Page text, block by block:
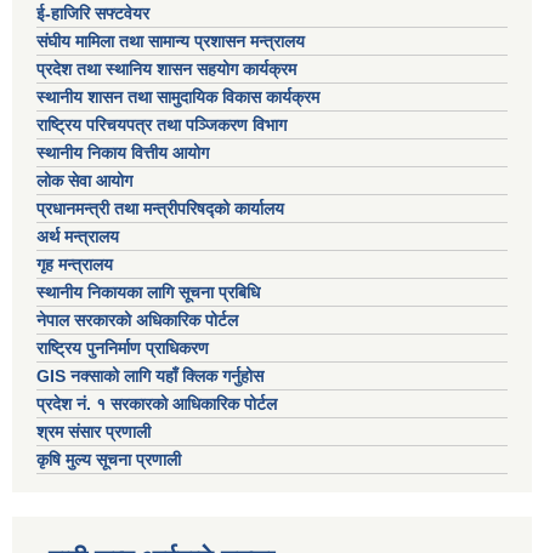
ई-हाजिरि सफ्टवेयर
संघीय मामिला तथा सामान्य प्रशासन मन्त्रालय
प्रदेश तथा स्थानिय शासन सहयोग कार्यक्रम
स्थानीय शासन तथा सामुदायिक विकास कार्यक्रम
राष्ट्रिय परिचयपत्र तथा पञ्जिकरण विभाग
स्थानीय निकाय वित्तीय आयोग
लोक सेवा आयोग
प्रधानमन्त्री तथा मन्त्रीपरिषद्को कार्यालय
अर्थ मन्त्रालय
गृह मन्त्रालय
स्थानीय निकायका लागि सूचना प्रबिधि
नेपाल सरकारको अधिकारिक पोर्टल
राष्ट्रिय पुननिर्माण प्राधिकरण
GIS नक्साको लागि यहाँ क्लिक गर्नुहोस
प्रदेश नं. १ सरकारको आधिकारिक पोर्टल
श्रम संसार प्रणाली
कृषि मुल्य सूचना प्रणाली